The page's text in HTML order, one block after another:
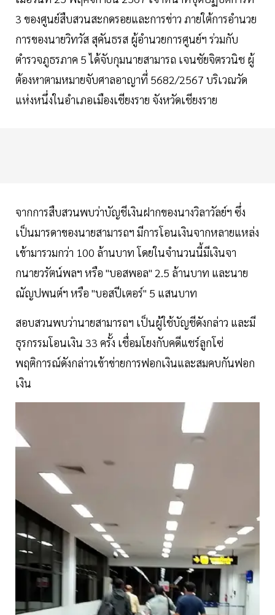
3 ของศูนย์สืบสวนสะกดรอยและการข่าว ภายใต้การอำนวย
การของนายวิทวัส สุคันธรส ผู้อำนวยการศูนย์ฯ ร่วมกับ
ตำรวจภูธรภาค 5 ได้จับกุมนายสามารถ เจนชัยจิตรวนิช ผู้
ต้องหาตามหมายจับศาลอาญาที่ 5682/2567 บริเวณวัด
แห่งหนึ่งในอำเภอเมืองเชียงราย จังหวัดเชียงราย
จากการสืบสวนพบว่าบัญชีเงินฝากของนางวิลาวัลย์ฯ ซึ่ง
เป็นมารดาของนายสามารถฯ มีการโอนเงินจากหลายแหล่ง
เข้ามารวมกว่า 100 ล้านบาท โดยในจำนวนนี้มีเงินจา
กนายวรัตน์พลฯ หรือ "บอสพอล" 2.5 ล้านบาท และนาย
ณัญปพนต์ฯ หรือ "บอสปีเตอร์" 5 แสนบาท
สอบสวนพบว่านายสามารถฯ เป็นผู้ใช้บัญชีดังกล่าว และมี
ธุรกรรมโอนเงิน 33 ครั้ง เชื่อมโยงกับคดีแชร์ลูกโซ่
พฤติการณ์ดังกล่าวเข้าข่ายการฟอกเงินและสมคบกันฟอก
เงิน